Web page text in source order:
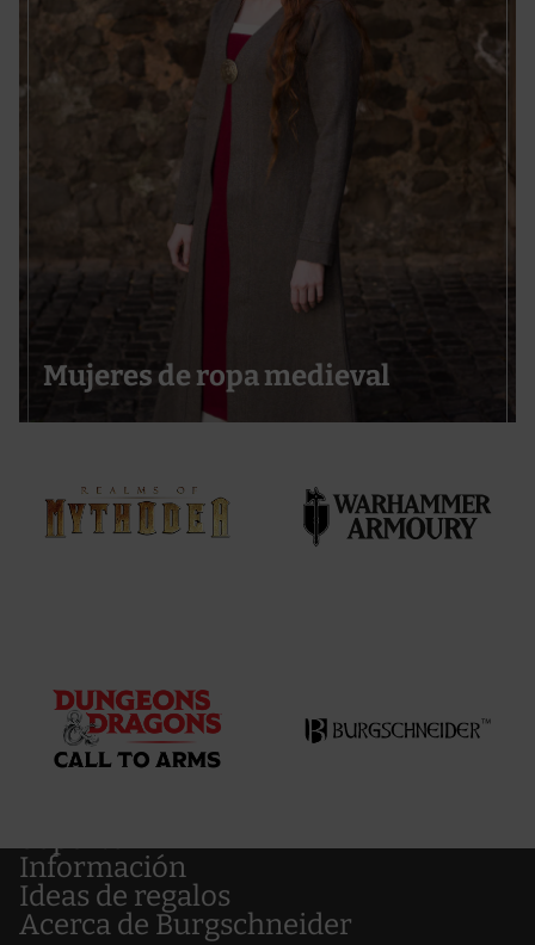
Mujeres de ropa medieval
Información
Ideas de regalos
Acerca de Burgschneider